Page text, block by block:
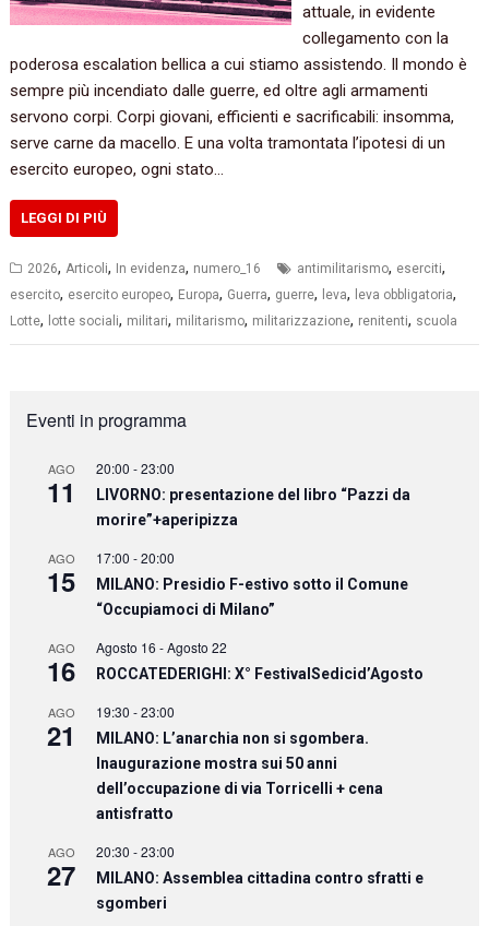
attuale, in evidente
collegamento con la
poderosa escalation bellica a cui stiamo assistendo. Il mondo è
sempre più incendiato dalle guerre, ed oltre agli armamenti
servono corpi. Corpi giovani, efficienti e sacrificabili: insomma,
serve carne da macello. E una volta tramontata l’ipotesi di un
esercito europeo, ogni stato…
LEGGI DI PIÙ
2026, Articoli, In evidenza, numero_16 antimilitarismo, eserciti,
esercito, esercito europeo, Europa, Guerra, guerre, leva, leva obbligatoria,
Lotte, lotte sociali, militari, militarismo, militarizzazione, renitenti, scuola
Eventi in programma
AGO
11
20:00 -23:00
LIVORNO: presentazione del libro “Pazzi da
morire”+aperipizza
AGO
15
17:00 -20:00
MILANO: Presidio F-estivo sotto il Comune
“Occupiamoci di Milano”
AGO
16
Agosto 16 -Agosto 22
ROCCATEDERIGHI: X° FestivalSedicid’Agosto
AGO
21
19:30 -23:00
MILANO: L’anarchia non si sgombera.
Inaugurazione mostra sui 50 anni
dell’occupazione di via Torricelli + cena
antisfratto
AGO
27
20:30 -23:00
MILANO: Assemblea cittadina contro sfratti e
sgomberi